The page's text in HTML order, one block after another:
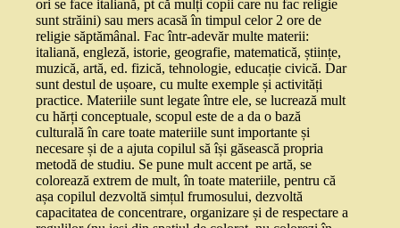
ori se face italiană, pt că mulți copii care nu fac religie
sunt străini) sau mers acasă în timpul celor 2 ore de
religie săptămânal. Fac într-adevăr multe materii:
italiană, engleză, istorie, geografie, matematică, științe,
muzică, artă, ed. fizică, tehnologie, educație civică. Dar
sunt destul de ușoare, cu multe exemple și activități
practice. Materiile sunt legate între ele, se lucrează mult
cu hărți conceptuale, scopul este de a da o bază
culturală în care toate materiile sunt importante și
necesare și de a ajuta copilul să își găsească propria
metodă de studiu. Se pune mult accent pe artă, se
colorează extrem de mult, în toate materiile, pentru că
așa copilul dezvoltă simțul frumosului, dezvoltă
capacitatea de concentrare, organizare și de respectare a